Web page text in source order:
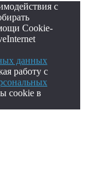
с
Cookie-
данных
работу с
cookie в